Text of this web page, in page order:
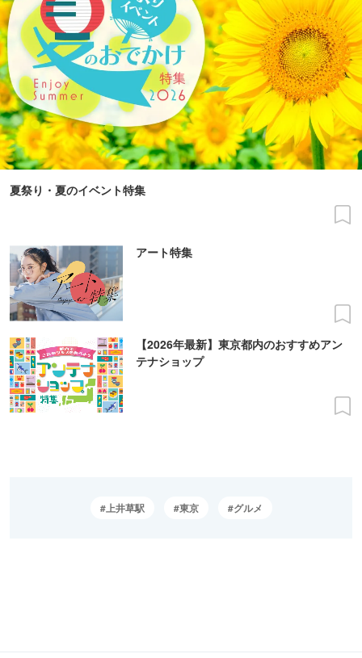
夏祭り・夏のイベント特集
アート特集
【2026年最新】東京都内のおすすめアン
テナショップ
上井草駅 東京 グルメ